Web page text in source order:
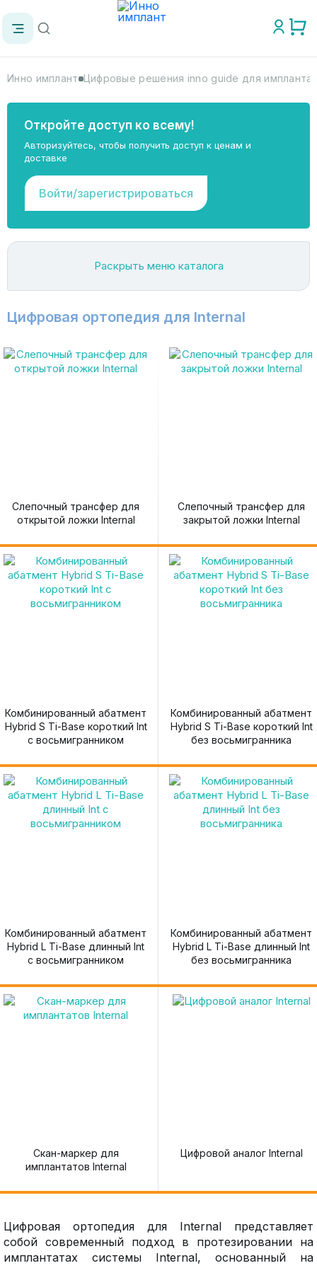
Инно имплант Цифровые решения inno guide для
Откройте доступ ко всему!
Авторизуйтесь, чтобы получить доступ к ценам и
доставке
Войти/зарегистрироваться
Раскрыть меню каталога
Цифровая ортопедия для Internal
Слепочный трансфер для
открытой ложки Internal
Слепочный трансфер для
закрытой ложки Internal
Комбинированный абатмент
Hybrid S Ti-Base короткий Int
с восьмигранником
Комбинированный абатмент
Hybrid S Ti-Base короткий Int
без восьмигранника
Комбинированный абатмент
Hybrid L Ti-Base длинный Int
с восьмигранником
Комбинированный абатмент
Hybrid L Ti-Base длинный Int
без восьмигранника
Скан-маркер для
имплантатов Internal
Цифровой аналог Internal
Цифровая ортопедия для Internal представляет
собой современный подход в протезировании на
имплантатах системы Internal, основанный на